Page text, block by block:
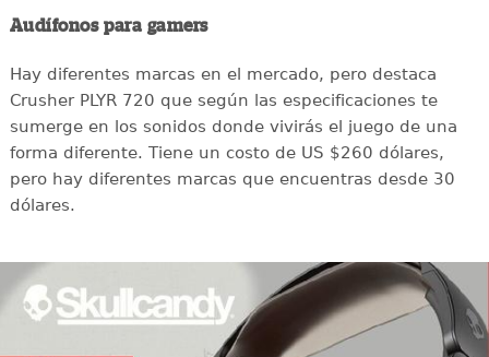
Audífonos para gamers
Hay diferentes marcas en el mercado, pero destaca
Crusher PLYR 720 que según las especificaciones te
sumerge en los sonidos donde vivirás el juego de una
forma diferente. Tiene un costo de US $260 dólares,
pero hay diferentes marcas que encuentras desde 30
dólares.